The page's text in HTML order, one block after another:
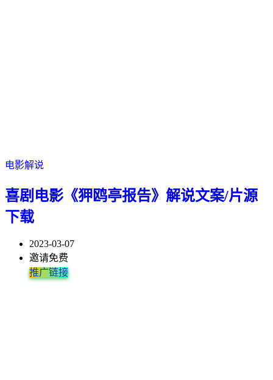
电影解说
喜剧电影《狎鸥亭报告》解说文案/片源
下载
2023-03-07
邀请免费
推广链接